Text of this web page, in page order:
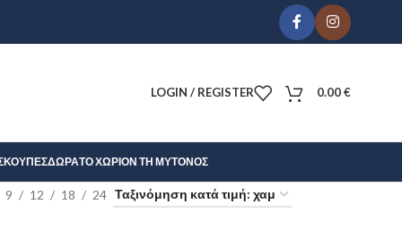
LOGIN / REGISTER 0.00€
ΚΟΎΠΕΣΔΏΡΑΤΟ ΧΩΡΊΟΝ ΤΗ ΜΎΤΟΝΟΣ
9 12 18 24